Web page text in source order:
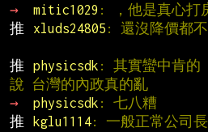
→
mitic1029 : ，他是真心打
推
xluds24805 : 還沒降價都
推
physicsdk : 其實蠻中肯的
說 台灣的內政真的亂
→
physicsdk : 七八糟
推
kglu1114: 一般正常公司